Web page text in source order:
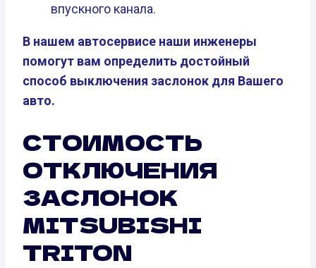
впускного канала.
В нашем автосервисе наши инженеры
помогут вам определить достойный
способ выключения заслонок для Вашего
авто.
СТОИМОСТЬ
ОТКЛЮЧЕНИЯ
ЗАСЛОНОК
MITSUBISHI
TRITON